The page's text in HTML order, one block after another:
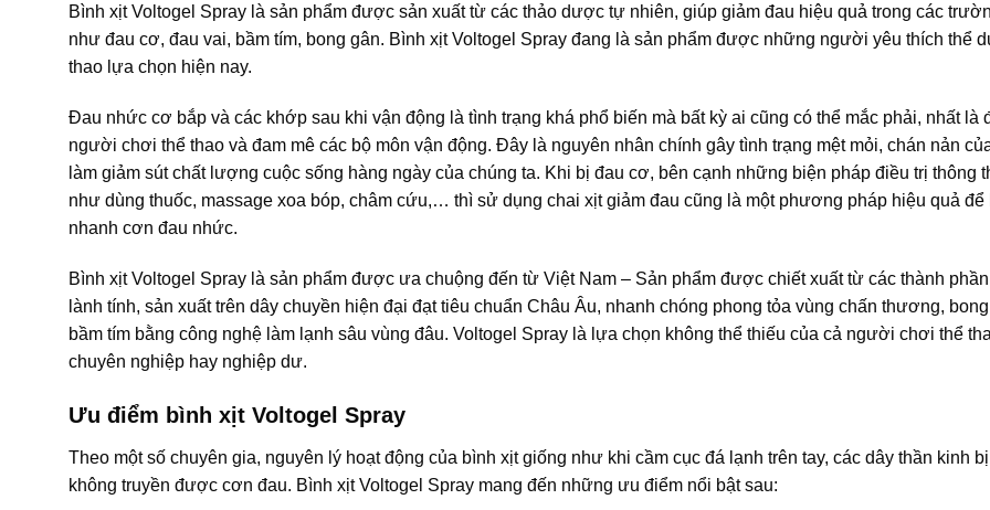
Bình xịt Voltogel Spray là sản phẩm được sản xuất từ các thảo dược tự nhiên, giúp giảm đau hiệu quả trong các
như đau cơ, đau vai, bầm tím, bong gân. Bình xịt Voltogel Spray đang là sản phẩm được những người yêu thích thể
thao lựa chọn hiện nay.
Đau nhức cơ bắp và các khớp sau khi vận động là tình trạng khá phổ biến mà bất kỳ ai cũng có thể mắc phải, nhất là
người chơi thể thao và đam mê các bộ môn vận động. Đây là nguyên nhân chính gây tình trạng mệt mỏi, chán nản
làm giảm sút chất lượng cuộc sống hàng ngày của chúng ta. Khi bị đau cơ, bên cạnh những biện pháp điều trị thông
như dùng thuốc, massage xoa bóp, châm cứu,… thì sử dụng chai xịt giảm đau cũng là một phương pháp hiệu quả để
nhanh cơn đau nhức.
Bình xịt Voltogel Spray là sản phẩm được ưa chuộng đến từ Việt Nam – Sản phẩm được chiết xuất từ các thành
lành tính, sản xuất trên dây chuyền hiện đại đạt tiêu chuẩn Châu Âu, nhanh chóng phong tỏa vùng chấn thương,
bầm tím bằng công nghệ làm lạnh sâu vùng đâu. Voltogel Spray là lựa chọn không thể thiếu của cả người chơi thể
chuyên nghiệp hay nghiệp dư.
Ưu điểm bình xịt Voltogel Spray
Theo một số chuyên gia, nguyên lý hoạt động của bình xịt giống như khi cầm cục đá lạnh trên tay, các dây thần kinh bị
không truyền được cơn đau. Bình xịt Voltogel Spray mang đến những ưu điểm nổi bật sau: